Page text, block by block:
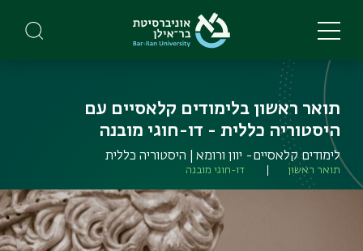
main
תואר ראשון בלימודים קלאסיים עם
היסטוריה כללית - דו-חוגי מובנה
לימודים קלאסיים- יוון ורומא | היסטוריה כללית
תואר ראשון דו-חוגי מובנה